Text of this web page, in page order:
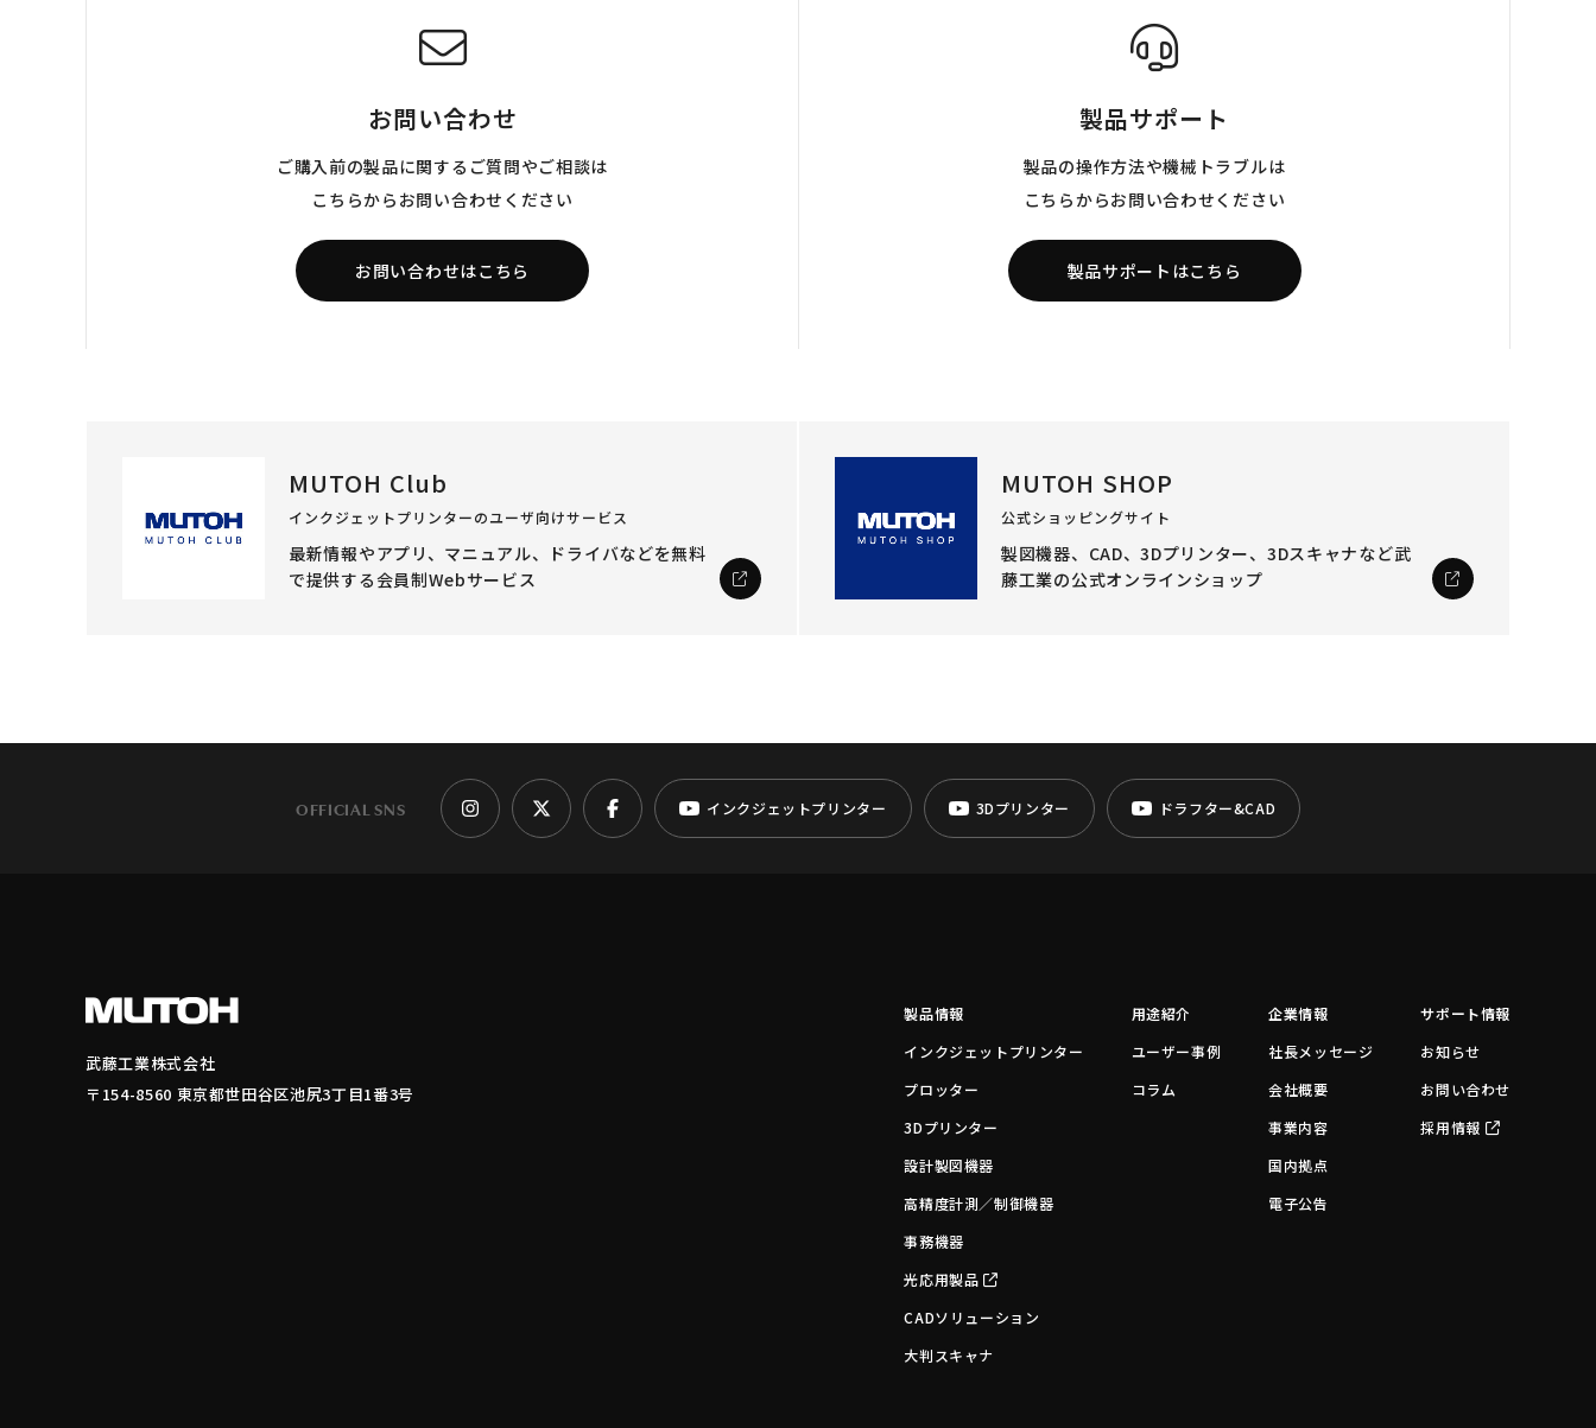
お問い合わせ
ご購入前の製品に関するご質問やご相談は
こちらからお問い合わせください
お問い合わせはこちら
製品サポート
製品の操作方法や機械トラブルは
こちらからお問い合わせください
製品サポートはこちら
MUTOH Club
インクジェットプリンターのユーザ向けサービス
最新情報やアプリ、マニュアル、ドライバなどを無料
で提供する会員制Webサービス
MUTOH SHOP
公式ショッピングサイト
製図機器、CAD、3Dプリンター、3Dスキャナなど武
藤工業の公式オンラインショップ
OFFICIAL SNS インクジェットプリンター 3Dプリンター ドラフター&CAD
武藤工業株式会社
〒154-8560 東京都世田谷区池尻3丁目1番3号
製品情報
インクジェットプリンター
プロッター
3Dプリンター
設計製図機器
高精度計測／制御機器
事務機器
光応用製品
CADソリューション
大判スキャナ
用途紹介
ユーザー事例
コラム
企業情報
社長メッセージ
会社概要
事業内容
国内拠点
電子公告
サポート情報
お知らせ
お問い合わせ
採用情報